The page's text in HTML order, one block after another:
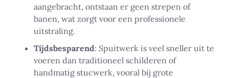
aangebracht, ontstaan er geen strepen of
banen, wat zorgt voor een professionele
uitstraling.
Tijdsbesparend: Spuitwerk is veel sneller uit te
voeren dan traditioneel schilderen of
handmatig stucwerk, vooral bij grote